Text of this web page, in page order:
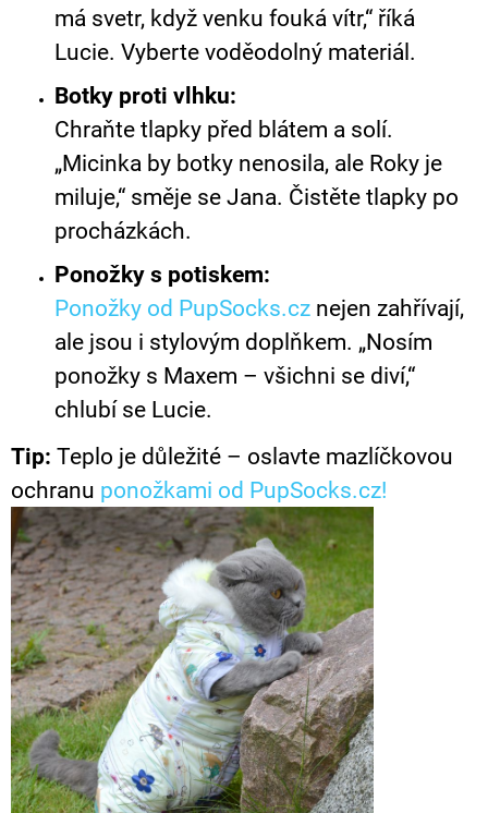
má svetr, když venku fouká vítr,“ říká
Lucie. Vyberte voděodolný materiál.
Botky proti vlhku:
Chraňte tlapky před blátem a solí.
„Micinka by botky nenosila, ale Roky je
miluje,“ směje se Jana. Čistěte tlapky po
procházkách.
Ponožky s potiskem:
Ponožky od PupSocks.cz nejen zahřívají,
ale jsou i stylovým doplňkem. „Nosím
ponožky s Maxem – všichni se diví,“
chlubí se Lucie.
Tip: Teplo je důležité – oslavte mazlíčkovou
ochranu ponožkami od PupSocks.cz!